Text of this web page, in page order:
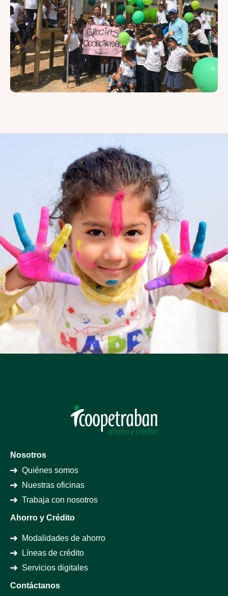
Multikids: Es la modalidad de ahorro que
tenemos para los niños, que le permite a tu
familia trazar y hacer realidad las metas y
Nosotros
Quiénes somos
Nuestras oficinas
Trabaja con nosotros
Ahorro y Crédito
Modalidades de ahorro
Líneas de crédito
Servicios digitales
Contáctanos